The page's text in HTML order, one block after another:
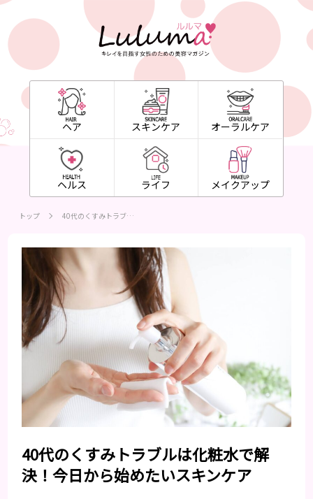
ヘア スキンケア オーラルケア
ヘルス ライフ メイクアップ
トップ 40代のくすみトラブ…
40代のくすみトラブルは化粧水で解
決！今日から始めたいスキンケア